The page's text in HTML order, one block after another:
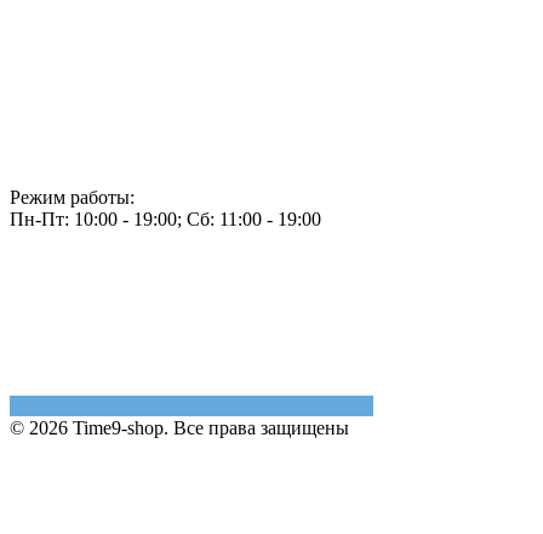
Режим работы:
Пн-Пт: 10:00 - 19:00; Сб: 11:00 - 19:00
© 2026 Time9-shop. Все права защищены